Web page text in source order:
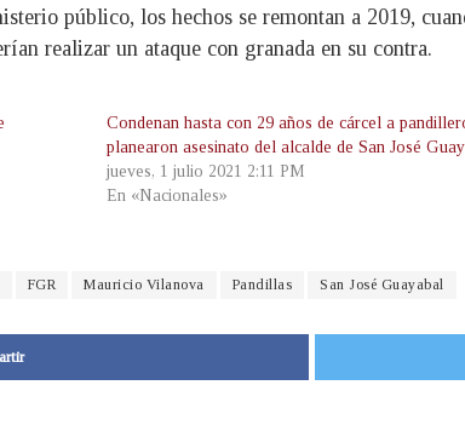
público, los hechos se remontan a 2019,
realizar un ataque con granada en su contra.
Condenan hasta con 29 años de cárcel a
planearon asesinato del alcalde de San José
jueves, 1 julio 2021 2:11 PM
En «Nacionales»
FGR Mauricio Vilanova Pandillas San José Guayabal